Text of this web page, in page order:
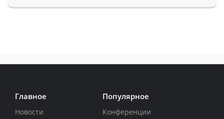
Главное
Новости
Популярное
Конференции